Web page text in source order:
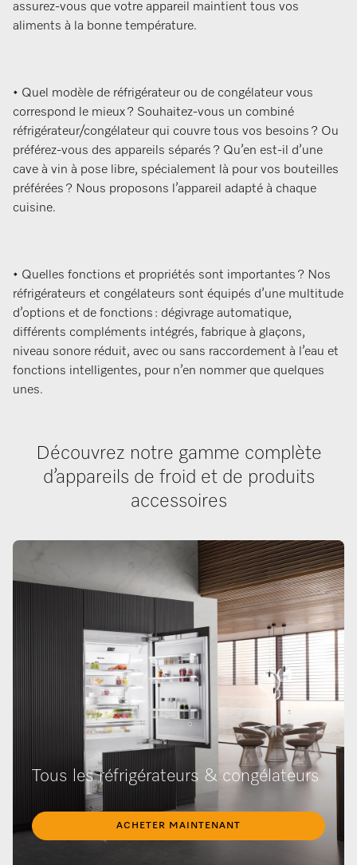
assurez-vous que votre appareil maintient tous vos
aliments à la bonne température.
• Quel modèle de réfrigérateur ou de congélateur vous
correspond le mieux ? Souhaitez-vous un combiné
réfrigérateur/congélateur qui couvre tous vos besoins ? Ou
préférez-vous des appareils séparés ? Qu’en est-il d’une
cave à vin à pose libre, spécialement là pour vos bouteilles
préférées ? Nous proposons l’appareil adapté à chaque
cuisine.
• Quelles fonctions et propriétés sont importantes ? Nos
réfrigérateurs et congélateurs sont équipés d’une multitude
d’options et de fonctions : dégivrage automatique,
différents compléments intégrés, fabrique à glaçons,
niveau sonore réduit, avec ou sans raccordement à l’eau et
fonctions intelligentes, pour n’en nommer que quelques
unes.
Découvrez notre gamme complète
d’appareils de froid et de produits
accessoires
Tous les réfrigérateurs & congélateurs
ACHETER MAINTENANT